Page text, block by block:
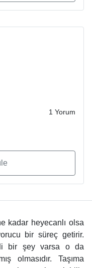
1 Yorum
kadar heyecanlı olsa
bir süreç getirir.
bir şey varsa o da
olmasıdır. Taşıma